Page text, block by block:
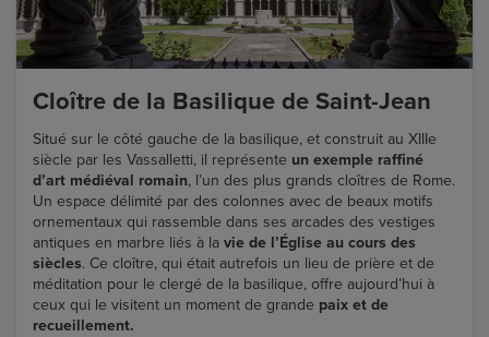
Cloître de la Basilique de Saint-Jean
Situé sur le côté gauche de la basilique, et construit au XIIIe
siècle par les Vassalletti, il représente un exemple raffiné
d’art médiéval romain, l’un des plus grands cloîtres de Rome.
Un espace délimité par des colonnes avec de beaux motifs
ornementaux qui rassemble dans ses arcades des vestiges
antiques en marbre liés à la vie de l’Église au cours des
siècles. Ce cloître, qui était autrefois un lieu de prière et de
méditation pour le clergé de la basilique, offre aujourd’hui à
ceux qui le visitent un moment de grande paix et de
recueillement.